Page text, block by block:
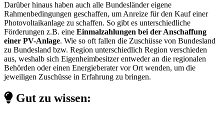
Darüber hinaus haben auch alle Bundesländer eigene
Rahmenbedingungen geschaffen, um Anreize für den Kauf einer
Photovoltaikanlage zu schaffen. So gibt es unterschiedliche
Förderungen z.B. eine Einmalzahlungen bei der Anschaffung
einer PV-Anlage. Wie so oft fallen die Zuschüsse von Bundesland
zu Bundesland bzw. Region unterschiedlich Region verschieden
aus, weshalb sich Eigenheimbesitzer entweder an die regionalen
Behörden oder einen Energieberater vor Ort wenden, um die
jeweiligen Zuschüsse in Erfahrung zu bringen.
Gut zu wissen: